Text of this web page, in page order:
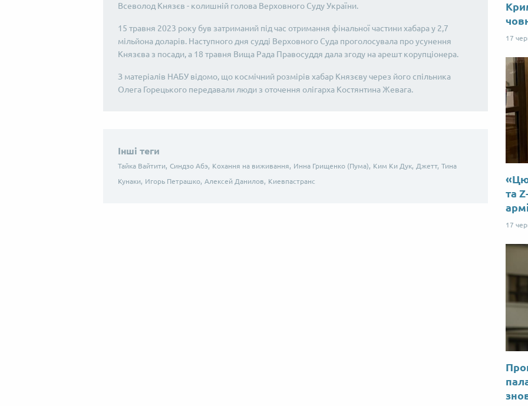
Всеволод Князєв - колишній голова Верховного Суду України.
15 травня 2023 року був затриманий під час отримання фінальної частини хабара у 2,7
мільйона доларів. Наступного дня судді Верховного Суда проголосувала про усунення
Князєва з посади, а 18 травня Вища Рада Правосуддя дала згоду на арешт корупціонера.
З матеріалів НАБУ відомо, що космічний розмірів хабар Князєву через його спільника
Олега Горецького передавали люди з оточення олігарха Костянтина Жевага.
Інші теги
Тайка Вайтити, Синдзо Абэ, Кохання на виживання, Инна Грищенко (Пума), Ким Ки Дук, Джетт, Тина
Кунаки, Игорь Петрашко, Алексей Данилов, Киевпастранс
17
«Цю
та
17